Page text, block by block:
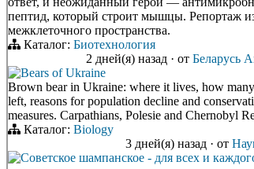
пептид, который строит мышцы. Репортаж
межклеточного пространства.
Каталог: Биотехнология
2 дней(я) назад · от Беларусь
Bears of Ukraine
Brown bear in Ukraine: where it lives, how
left, reasons for population decline and
measures. Carpathians, Polesie and Chernobyl
Каталог: Biology
3 дней(я) назад · от
Советское шампанское - для всех и